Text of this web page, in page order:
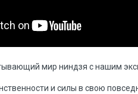
мир ниндзя с нашим
и силы в свою